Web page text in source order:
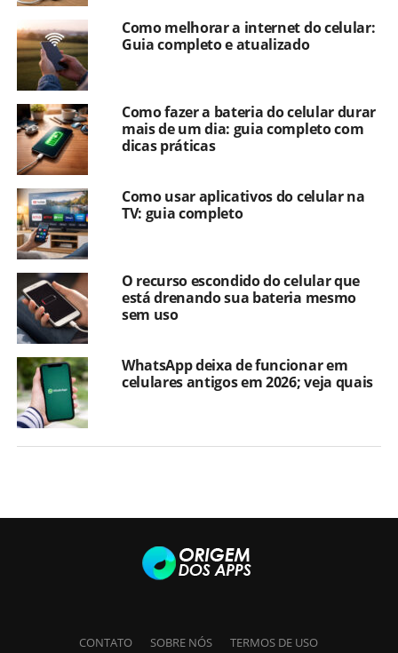
Como melhorar a internet do celular:
Guia completo e atualizado
Como fazer a bateria do celular durar
mais de um dia: guia completo com
dicas práticas
Como usar aplicativos do celular na
TV: guia completo
O recurso escondido do celular que
está drenando sua bateria mesmo
sem uso
WhatsApp deixa de funcionar em
celulares antigos em 2026; veja quais
CONTATO SOBRE NÓS TERMOS DE USO